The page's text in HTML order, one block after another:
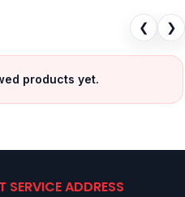
❮ ❯
products yet.
SERVICE ADDRESS